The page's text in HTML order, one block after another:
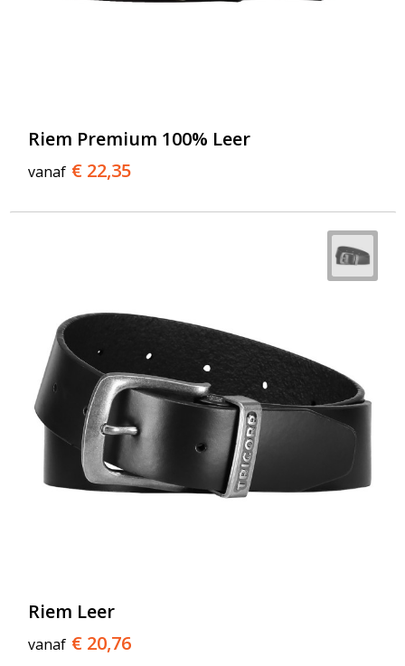
Riem Premium 100% Leer
vanaf € 22,35
Riem Leer
vanaf € 20,76